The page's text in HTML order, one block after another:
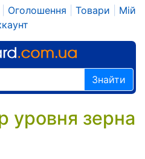
Оголошення Товари
Мій
Знайти
уровня зерна